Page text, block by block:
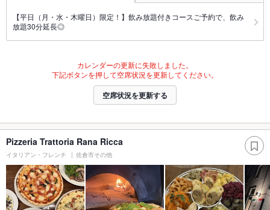
【平日（月・水・木曜日）限定！】飲み放題付きコースご予約で、飲み
放題30分延長◎
カレンダーの更新に失敗しました。
下記ボタンを押して空席状況を更新してください。
空席状況を更新する
Pizzeria Trattoria Rana Ricca
イタリアン・フレンチ 佐倉市その他